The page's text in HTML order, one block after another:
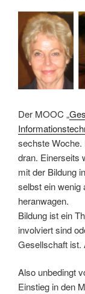
Der MOOC „
sechste Woche.
dran. Einerseits
mit der Bildung
selbst ein wenig
heranwagen.
Bildung ist ein
involviert sind
Gesellschaft ist.
Also unbedingt
Einstieg in den